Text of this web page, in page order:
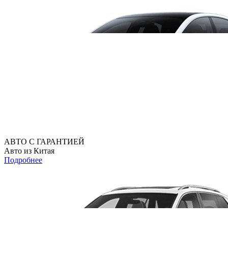
АВТО С ГАРАНТИЕЙ
Авто из Китая
Подробнее